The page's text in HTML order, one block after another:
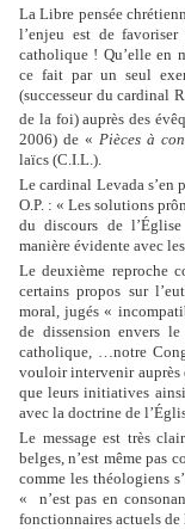
La Libre pensée
l’enjeu est de
catholique ! Qu’elle en
ce fait par un seul
(successeur du cardinal
de la foi) auprès des
2006) de « Pièces à
laïcs (C.I.L.).
Le cardinal Levada s’en
O.P. : « Les solutions
du discours de
manière évidente avec
Le deuxième reproche
certains propos sur
moral, jugés «
de dissension envers
catholique, …notre
vouloir intervenir auprès
que leurs initiatives
avec la doctrine de
Le message est très
belges, n’est même pas
comme les théologiens
« n’est pas en
fonctionnaires actuels de